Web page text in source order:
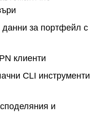
за портфейл с
клиенти
CLI инструменти
и